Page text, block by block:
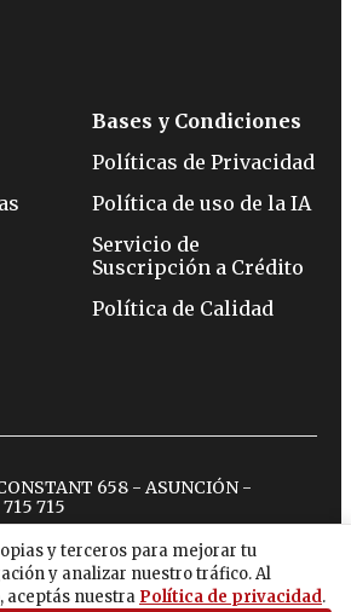
y terceros para mejorar tu
y analizar nuestro tráfico. Al
aceptás nuestra Política de privacidad.
Bases y Condiciones
Políticas de Privacidad
Política de uso de la IA
Servicio de
Suscripción a Crédito
Política de Calidad
658 - ASUNCIÓN -
715
tiktokyoutubespotify